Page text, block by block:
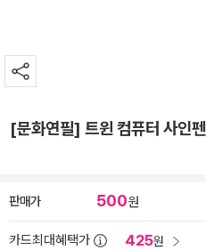
[문화연필] 트윈 컴퓨터 사인펜
판매가 500원
카드최대혜택가 425원